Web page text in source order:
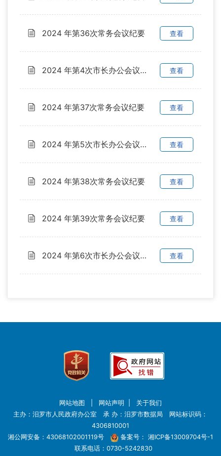
2024 年第36次常务会议纪要 查看
2024 年第4次市长办公会议纪要 查看
2024 年第37次常务会议纪要 查看
2024 年第5次市长办公会议纪要 查看
2024 年第38次常务会议纪要 查看
2024 年第39次常务会议纪要 查看
2024 年第6次市长办公会议纪要 查看
网站地图 网站声明
关于我们
主办：汨罗市人民政府办公室 承 办：汨罗市数据局 网站标识码：
4306810001
湘公网安备：43068102001119号
备案号： 湘ICP备13009704号-1
联系电话：0730-5242830